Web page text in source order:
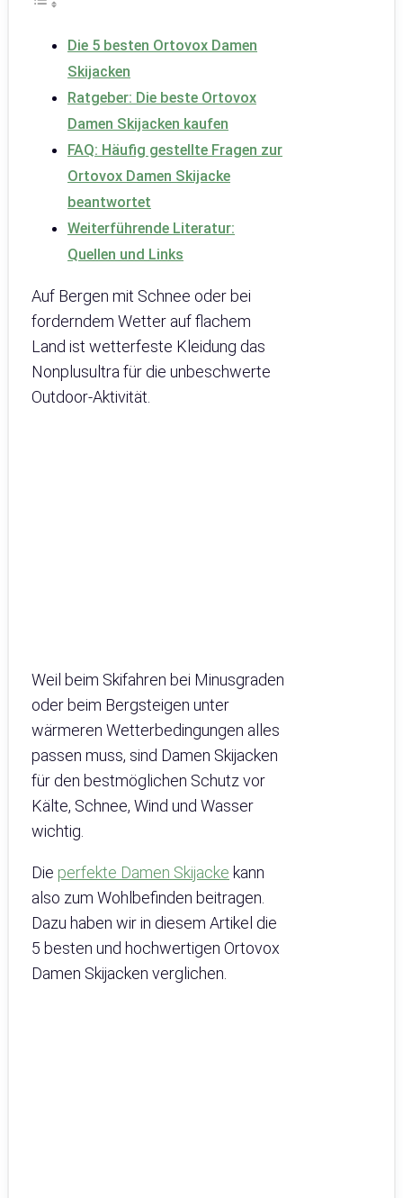
Die 5 besten Ortovox Damen
Skijacken
Ratgeber: Die beste Ortovox
Damen Skijacken kaufen
FAQ: Häufig gestellte Fragen zur
Ortovox Damen Skijacke
beantwortet
Weiterführende Literatur:
Quellen und Links
Auf Bergen mit Schnee oder bei
forderndem Wetter auf flachem
Land ist wetterfeste Kleidung das
Nonplusultra für die unbeschwerte
Outdoor-Aktivität.
Weil beim Skifahren bei Minusgraden
oder beim Bergsteigen unter
wärmeren Wetterbedingungen alles
passen muss, sind Damen Skijacken
für den bestmöglichen Schutz vor
Kälte, Schnee, Wind und Wasser
wichtig.
Die perfekte Damen Skijacke kann
also zum Wohlbefinden beitragen.
Dazu haben wir in diesem Artikel die
5 besten und hochwertigen Ortovox
Damen Skijacken verglichen.